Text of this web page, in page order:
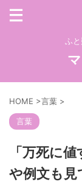
ふと
HOME >言葉 >
言葉
「万死に
や例文も見